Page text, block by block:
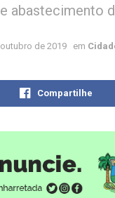
abastecimento
de 2019 em
Compartilhe